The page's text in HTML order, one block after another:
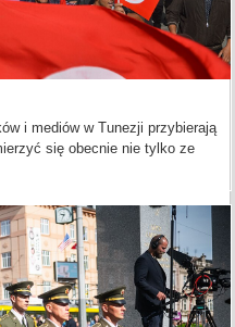
i mediów w Tunezji przybierają
się obecnie nie tylko ze